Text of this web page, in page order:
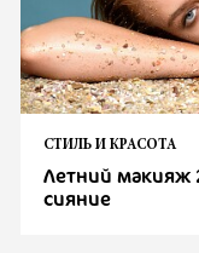
СТИЛЬ И КРАСОТА
Летний макияж
сияние